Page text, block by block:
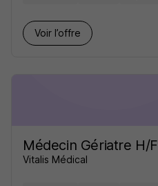
Voir l’offre
Médecin Gériatre H/F
Vitalis Médical